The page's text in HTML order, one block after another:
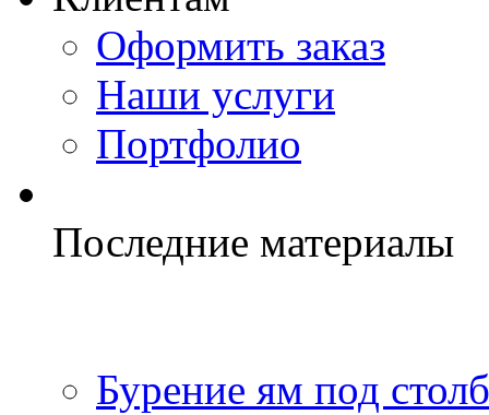
Оформить заказ
Наши услуги
Портфолио
Последние материалы
Бурение ям под